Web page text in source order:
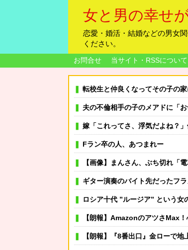
女と男の幸せ
恋愛・婚活・結婚などの男女
ください。
お問合せ 当サイト・RSSについて
転校生と仲良くなってその子の家に
夫の不倫相手の子のメアドに「お母さんに人の旦那に手出さないように注意し
嫁「これってさ、浮気だよね？
Fラン卒の人、あつまれー
【画像】まんさん、ぶち切れ「
ギター演奏のバイト先だったフラメンコ教室の先生と結婚が決まった すると生
ロシア十代 ”ルージア” という女
【朗報】AmazonのアツさMax！心も
【朗報】『8番出口』金ローで